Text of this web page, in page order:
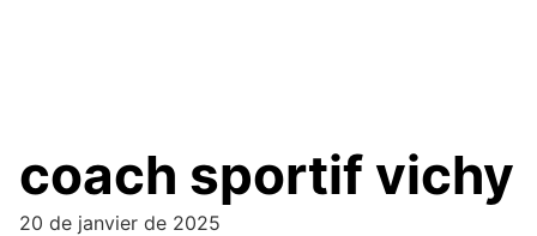
coach sportif vichy
20 de janvier de 2025